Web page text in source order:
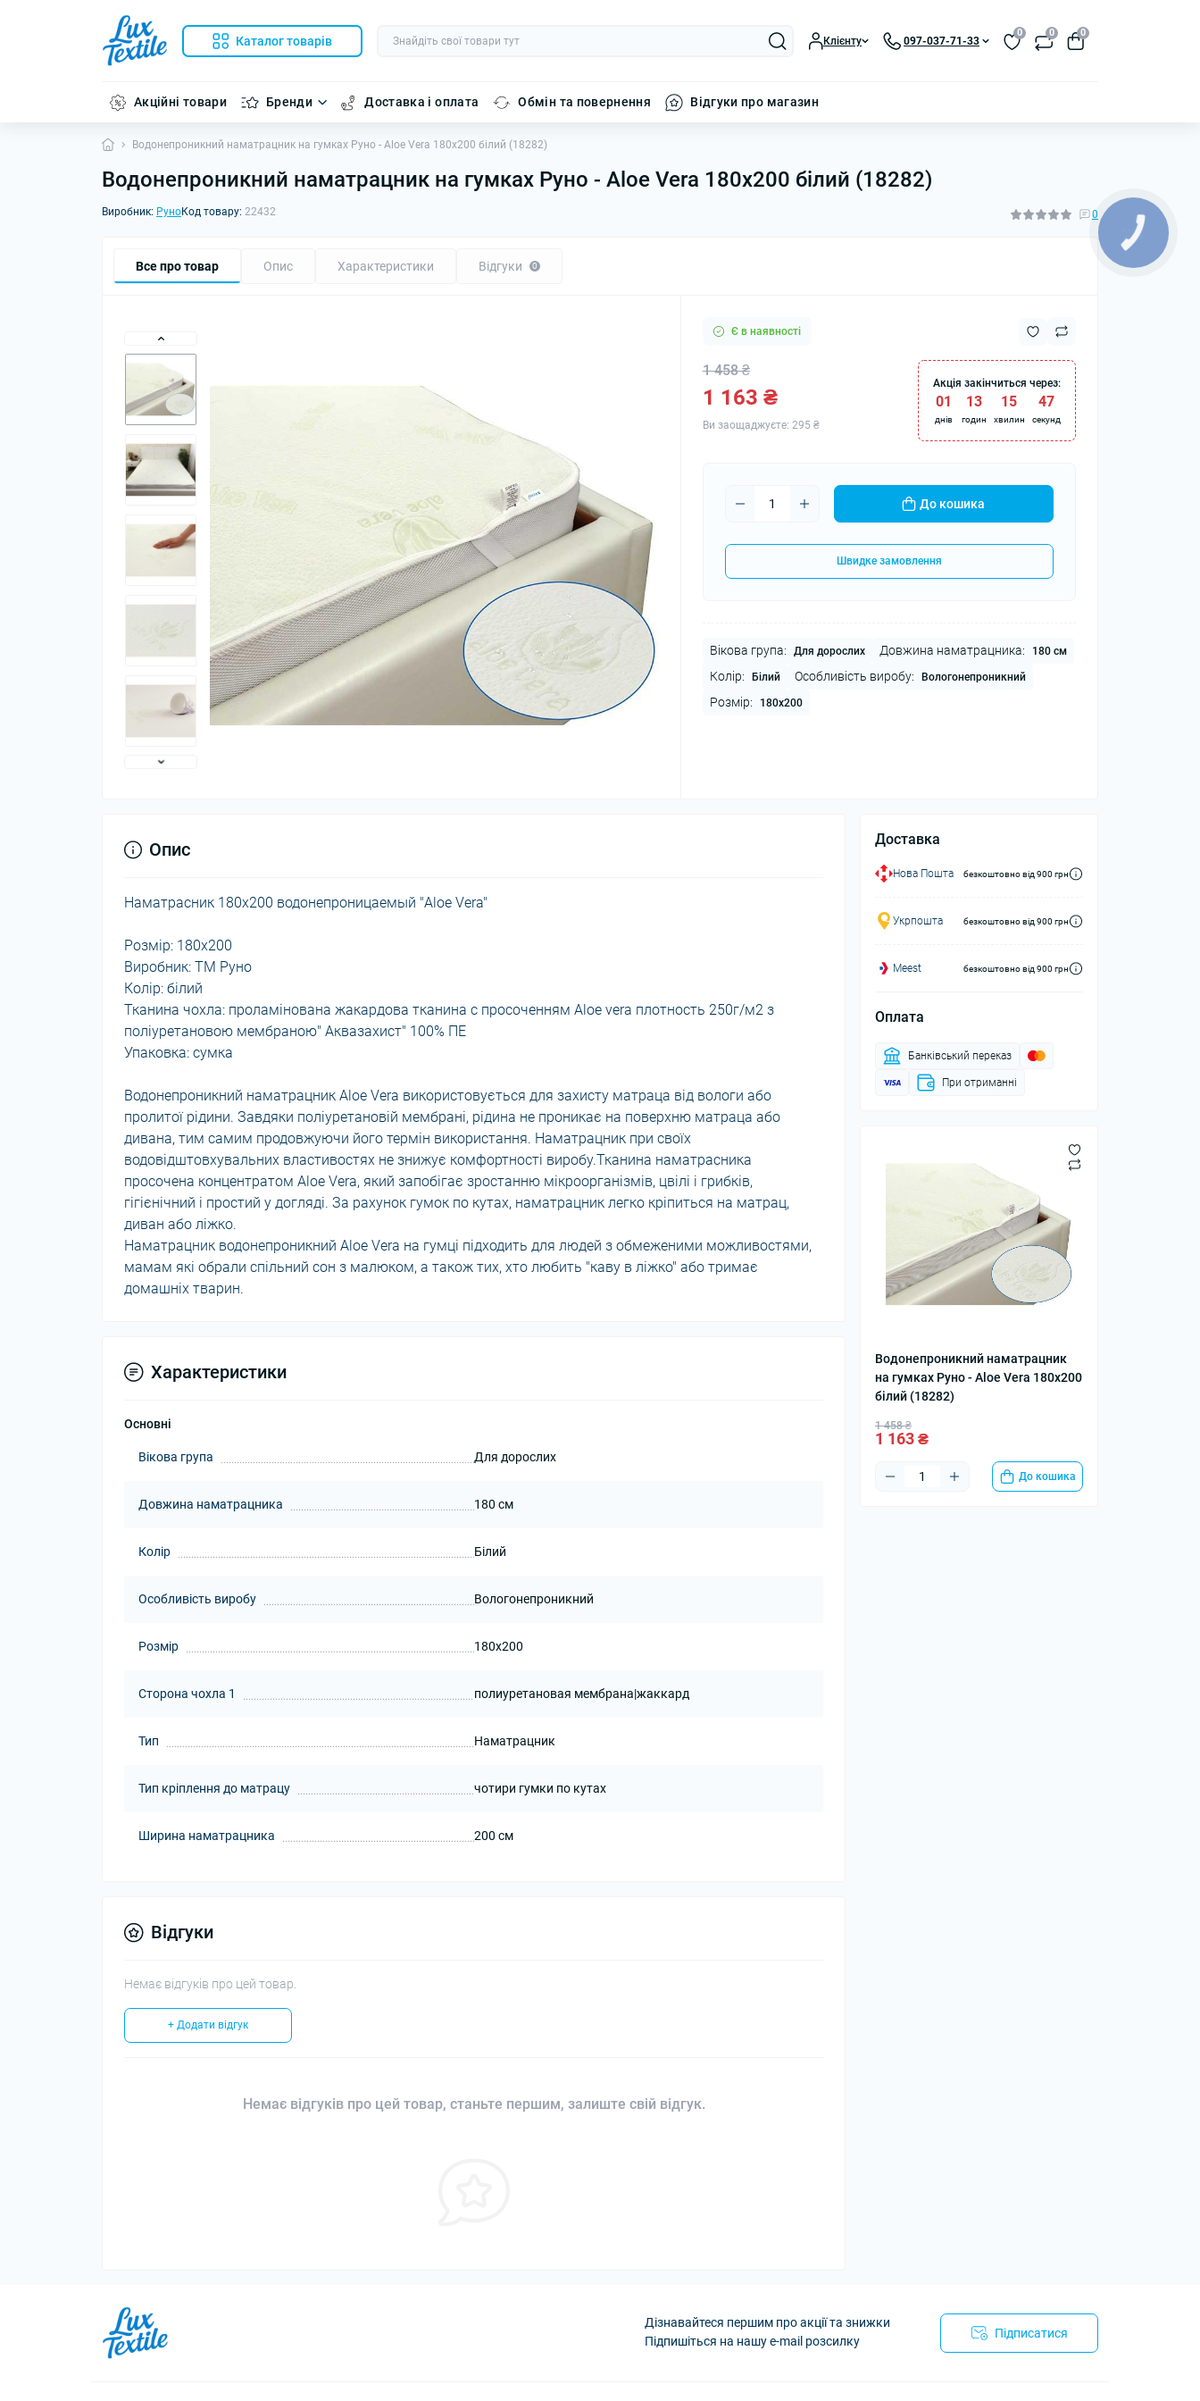
Каталог товарів Клієнту 097-037-71-33
0 0 0
Акційні товари Бренди Доставка і оплата Обмін та повернення Відгуки про магазин
Водонепроникний наматрацник на гумках Руно - Aloe Vera 180x200 білий (18282)
Водонепроникний наматрацник на гумках Руно - Aloe Vera 180x200 білий (18282)
Виробник: РуноКод товару: 22432 0
Все про товар Опис Характеристики Відгуки 0
Є в наявності
1 458 ₴
1 163 ₴
Ви заощаджуєте: 295 ₴
Акція закінчиться через:
01
днів
13
годин
15
хвилин
47
секунд
До кошика
Швидке замовлення
Вікова група: Для дорослих Довжина наматрацника: 180 см
Колір: Білий Особливість виробу: Вологонепроникний
Розмір: 180x200
Доставка
Нова Пошта безкоштовно від 900 грн
Укрпошта безкоштовно від 900 грн
Meest безкоштовно від 900 грн
Оплата
Банківський переказ
При отриманні
Водонепроникний наматрацник
на гумках Руно - Aloe Vera 180x200
білий (18282)
1 458 ₴
1 163 ₴
До кошика
Опис
Наматрасник 180х200 водонепроницаемый "Aloe Vera"
Розмір: 180х200
Виробник: ТМ Руно
Колір: білий
Тканина чохла: проламінована жакардова тканина с просоченням Аloe vera плотность 250г/м2 з
поліуретановою мембраною" Аквазахист" 100% ПЕ
Упаковка: сумка
Водонепроникний наматрацник Aloe Vera використовується для захисту матраца від вологи або
пролитої рідини. Завдяки поліуретановій мембрані, рідина не проникає на поверхню матраца або
дивана, тим самим продовжуючи його термін використання. Наматрацник при своїх
водовідштовхувальних властивостях не знижує комфортності виробу.Тканина наматрасника
просочена концентратом Aloe Vera, який запобігає зростанню мікроорганізмів, цвілі і грибків,
гігієнічний і простий у догляді. За рахунок гумок по кутах, наматрацник легко кріпиться на матрац,
диван або ліжко.
Наматрацник водонепроникний Aloe Vera на гумці підходить для людей з обмеженими можливостями,
мамам які обрали спільний сон з малюком, а також тих, хто любить "каву в ліжко" або тримає
домашніх тварин.
Характеристики
Основні
Вікова група Для дорослих
Довжина наматрацника 180 см
Колір Білий
Особливість виробу Вологонепроникний
Розмір 180x200
Сторона чохла 1 полиуретановая мембрана|жаккард
Тип Наматрацник
Тип кріплення до матрацу чотири гумки по кутах
Ширина наматрацника 200 см
Відгуки
Немає відгуків про цей товар.
+ Додати відгук
Немає відгуків про цей товар, станьте першим, залиште свій відгук.
Дізнавайтеся першим про акції та знижки
Підпишіться на нашу e-mail розсилку
Підписатися